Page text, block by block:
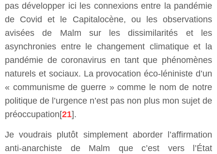
pas développer ici les connexions entre la pandémie
de Covid et le Capitalocène, ou les observations
avisées de Malm sur les dissimilarités et les
asynchronies entre le changement climatique et la
pandémie de coronavirus en tant que phénomènes
naturels et sociaux. La provocation éco-léniniste d’un
« communisme de guerre » comme le nom de notre
politique de l’urgence n’est pas non plus mon sujet de
préoccupation[21].
Je voudrais plutôt simplement aborder l’affirmation
anti-anarchiste de Malm que c’est vers l’État